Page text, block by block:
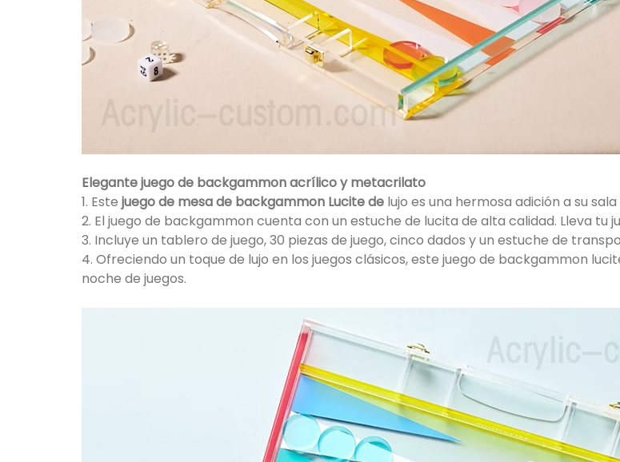
Elegante juego de backgammon acrílico y metacrilato
1. Este juego de mesa de backgammon Lucite de lujo es una hermosa adición a su
2. El juego de backgammon cuenta con un estuche de lucita de alta calidad. Lleva tu
3. Incluye un tablero de juego, 30 piezas de juego, cinco dados y un estuche de
4. Ofreciendo un toque de lujo en los juegos clásicos, este juego de backgammon
noche de juegos.